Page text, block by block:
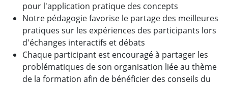
pour l'application pratique des concepts
Notre pédagogie favorise le partage des meilleures
pratiques sur les expériences des participants lors
d'échanges interactifs et débats
Chaque participant est encouragé à partager les
problématiques de son organisation liée au thème
de la formation afin de bénéficier des conseils du